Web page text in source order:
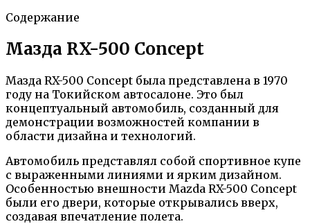
Содержание
Мазда RX-500 Concept
Мазда RX-500 Concept была представлена в 1970
году на Токийском автосалоне. Это был
концептуальный автомобиль, созданный для
демонстрации возможностей компании в
области дизайна и технологий.
Автомобиль представлял собой спортивное купе
с выраженными линиями и ярким дизайном.
Особенностью внешности Mazda RX-500 Concept
были его двери, которые открывались вверх,
создавая впечатление полета.